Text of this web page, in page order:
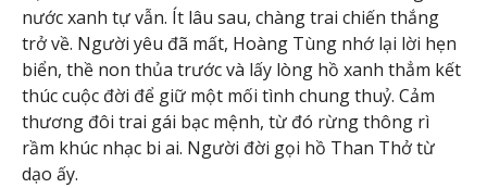
nước xanh tự vẫn. Ít lâu sau, chàng trai chiến thắng
trở về. Người yêu đã mất, Hoàng Tùng nhớ lại lời hẹn
biển, thề non thủa trước và lấy lòng hồ xanh thẳm kết
thúc cuộc đời để giữ một mối tình chung thuỷ. Cảm
thương đôi trai gái bạc mệnh, từ đó rừng thông rì
rầm khúc nhạc bi ai. Người đời gọi hồ Than Thở từ
dạo ấy.